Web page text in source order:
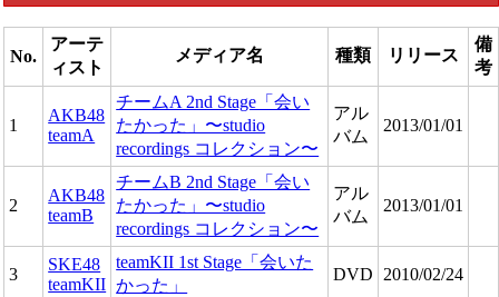
No.
アーテ
ィスト
メディア名 種類 リリース
備
考
1
AKB48
teamA
チームA 2nd Stage「会い
たかった」〜studio
recordings コレクション〜
アル
バム
2013/01/01
2
AKB48
teamB
チームB 2nd Stage「会い
たかった」〜studio
recordings コレクション〜
アル
バム
2013/01/01
3
SKE48
teamKII
teamKII 1st Stage「会いた
かった」
DVD 2010/02/24